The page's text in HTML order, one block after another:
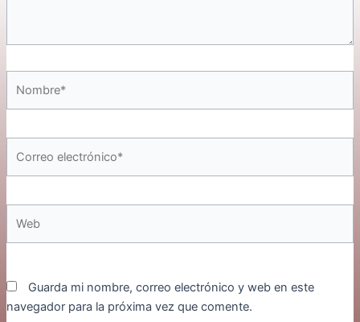
electrónico*
Guarda mi nombre, correo electrónico y web en este
navegador para la próxima vez que comente.